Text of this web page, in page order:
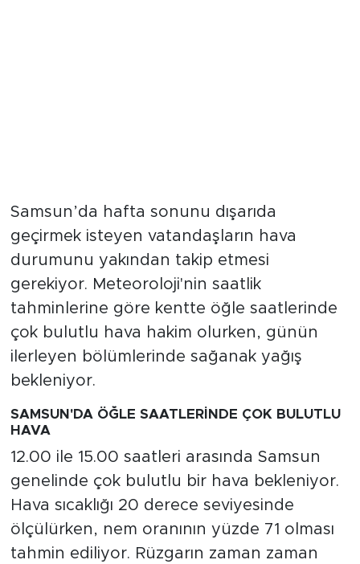
Samsun’da hafta sonunu dışarıda
geçirmek isteyen vatandaşların hava
durumunu yakından takip etmesi
gerekiyor. Meteoroloji'nin saatlik
tahminlerine göre kentte öğle saatlerinde
çok bulutlu hava hakim olurken, günün
ilerleyen bölümlerinde sağanak yağış
bekleniyor.
SAMSUN'DA ÖĞLE SAATLERİNDE ÇOK BULUTLU
HAVA
12.00 ile 15.00 saatleri arasında Samsun
genelinde çok bulutlu bir hava bekleniyor.
Hava sıcaklığı 20 derece seviyesinde
ölçülürken, nem oranının yüzde 71 olması
tahmin ediliyor. Rüzgarın zaman zaman